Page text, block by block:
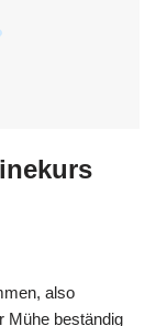
also
Mühe beständig